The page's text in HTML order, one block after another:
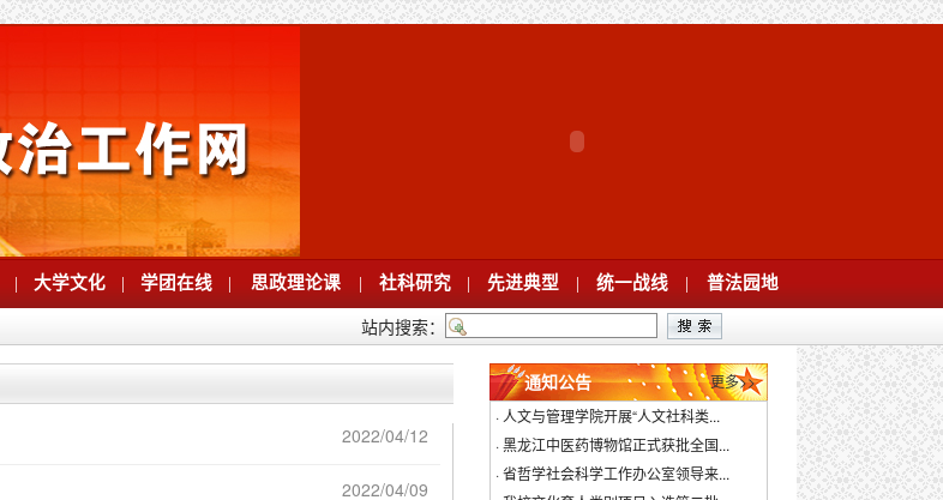
| 大学文化 | 学团在线 | 思政理论课 | 社科研究 | 先进典型 | 统一战线 | 普法园地
站内搜索：
2022/04/12
2022/04/09
通知公告
更多>>
· 人文与管理学院开展“人文社科类...
· 黑龙江中医药博物馆正式获批全国...
· 省哲学社会科学工作办公室领导来...